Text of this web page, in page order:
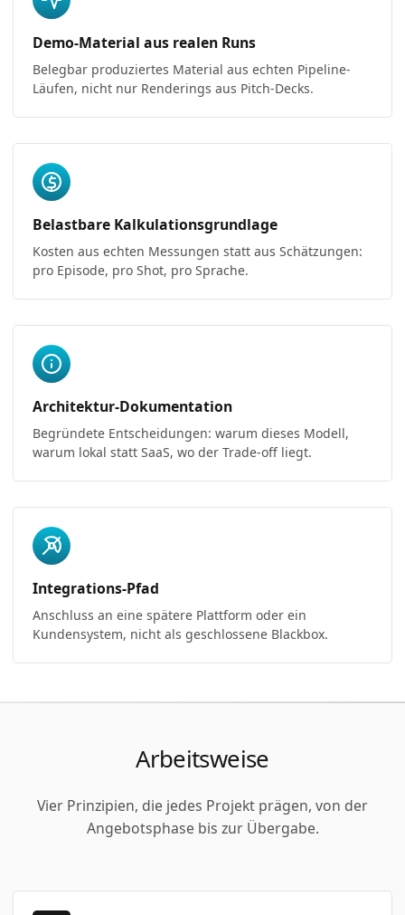
Demo-Material aus realen Runs
Belegbar produziertes Material aus echten Pipeline-
Läufen, nicht nur Renderings aus Pitch-Decks.
Belastbare Kalkulationsgrundlage
Kosten aus echten Messungen statt aus Schätzungen:
pro Episode, pro Shot, pro Sprache.
Architektur-Dokumentation
Begründete Entscheidungen: warum dieses Modell,
warum lokal statt SaaS, wo der Trade-off liegt.
Integrations-Pfad
Anschluss an eine spätere Plattform oder ein
Kundensystem, nicht als geschlossene Blackbox.
Arbeitsweise
Vier Prinzipien, die jedes Projekt prägen, von der
Angebotsphase bis zur Übergabe.